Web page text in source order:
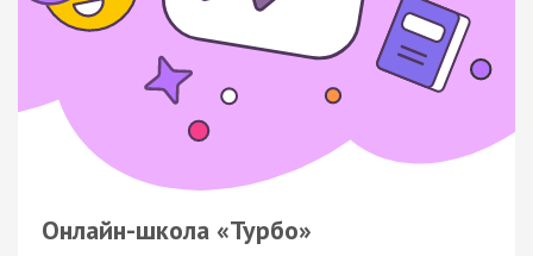
Онлайн-школа «Турбо»